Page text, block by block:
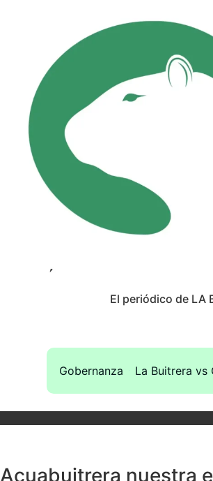
El periódico de LA
Gobernanza La Buitrera
Acuabuitrera nuestra